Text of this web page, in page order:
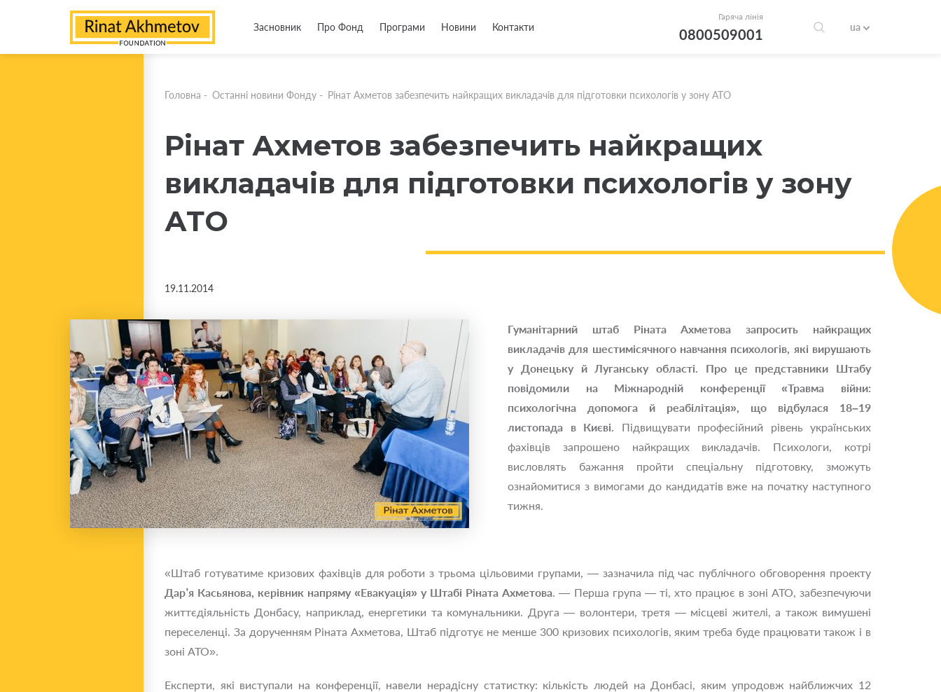
Засновник Про Фонд Програми Новини Контакти
Гаряча лінія
0800509001 ua
Головна - Останні новини Фонду - Рінат Ахметов забезпечить найкращих викладачів для підготовки психологів у зону АТО
Рінат Ахметов забезпечить найкращих
викладачів для підготовки психологів у зону
АТО
19.11.2014
Гуманітарний штаб Ріната Ахметова запросить найкращих
викладачів для шестимісячного навчання психологів, які вирушають
у Донецьку й Луганську області. Про це представники Штабу
повідомили на Міжнародній конференції «Травма війни:
психологічна допомога й реабілітація», що відбулася 18–19
листопада в Києві. Підвищувати професійний рівень українських
фахівців запрошено найкращих викладачів. Психологи, котрі
висловлять бажання пройти спеціальну підготовку, зможуть
ознайомитися з вимогами до кандидатів вже на початку наступного
тижня.
«Штаб готуватиме кризових фахівців для роботи з трьома цільовими групами, — зазначила під час публічного обговорення проекту
Дар’я Касьянова, керівник напряму «Евакуація» у Штабі Ріната Ахметова. — Перша група — ті, хто працює в зоні АТО, забезпечуючи
життєдіяльність Донбасу, наприклад, енергетики та комунальники. Друга — волонтери, третя — місцеві жителі, а також вимушені
переселенці. За дорученням Ріната Ахметова, Штаб підготує не менше 300 кризових психологів, яким треба буде працювати також і в
зоні АТО».
Експерти, які виступали на конференції, навели нерадісну статистку: кількість людей на Донбасі, яким упродовж найближчих 12